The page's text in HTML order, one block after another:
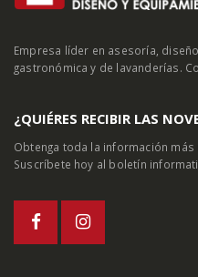
Empresa líder en asesoría,
gastronómica y de lavanderías.
¿QUIÉRES RECIBIR LAS
Obtenga toda la información más
Suscríbete hoy al boletín